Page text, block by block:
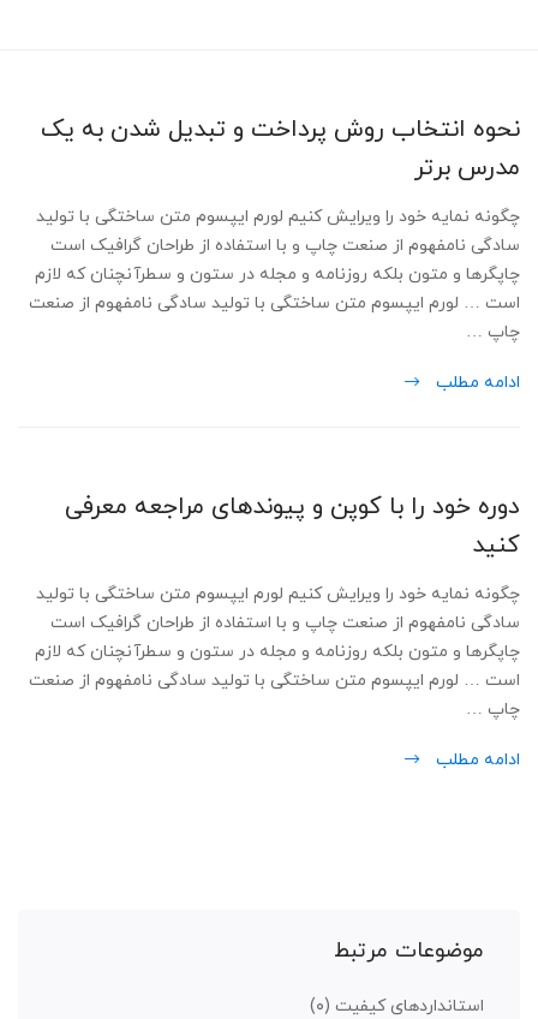
نحوه انتخاب روش پرداخت و تبدیل شدن به یک
مدرس برتر
چگونه نمایه خود را ویرایش کنیم لورم ایپسوم متن ساختگی با تولید
سادگی نامفهوم از صنعت چاپ و با استفاده از طراحان گرافیک است
چاپگرها و متون بلکه روزنامه و مجله در ستون و سطرآنچنان که لازم
است … لورم ایپسوم متن ساختگی با تولید سادگی نامفهوم از صنعت
چاپ …
ادامه مطلب
دوره خود را با کوپن و پیوندهای مراجعه معرفی
کنید
چگونه نمایه خود را ویرایش کنیم لورم ایپسوم متن ساختگی با تولید
سادگی نامفهوم از صنعت چاپ و با استفاده از طراحان گرافیک است
چاپگرها و متون بلکه روزنامه و مجله در ستون و سطرآنچنان که لازم
است … لورم ایپسوم متن ساختگی با تولید سادگی نامفهوم از صنعت
چاپ …
ادامه مطلب
موضوعات مرتبط
استانداردهای کیفیت (۰)